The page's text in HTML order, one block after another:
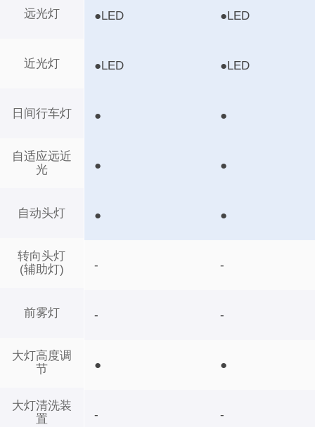
远光灯
近光灯
日间行车灯
自适应远近
光
自动头灯
转向头灯
(辅助灯)
前雾灯
大灯高度调
节
大灯清洗装
置
●LED ●LED
●LED ●LED
● ●
● ●
● ●
- -
- -
● ●
- -